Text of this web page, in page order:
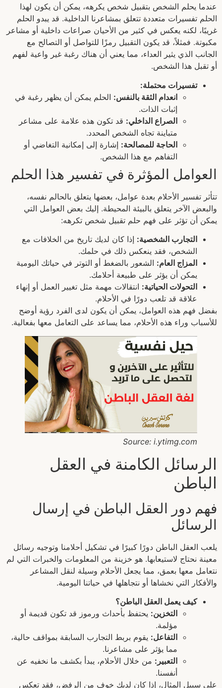
عندما يحلم الشخص بتقبيل شخص يكرهه، يمكن أن يكون لهذا
الحلم تفسيرات متعددة تتعلق بمشاعرنا الداخلية. قد يبدو الحلم
غريبًا، لكنه يعكس في كثير من الأحيان صراعات داخلية أو مشاعر
مكبوتة. فمثلاً، قد يكون التقبيل رمزًا للتواصل أو التصالح مع
الجانب الذي يثير العداء، مما يعني أن هناك رغبة غير واعية لفهم
أو تقبل هذا الشخص.
تفسيرات محتملة:
انعدام الثقة بالنفس: الحلم يمكن أن يظهر رغبة في
إثبات الذات.
الصراع الداخلي: قد تكون هذه علامة على مشاعر
متباينة تجاه الشخص المحدد.
الحاجة للمصالحة: إشارة إلى إمكانية التغاضي أو
التفاهم مع هذا الشخص.
العوامل المؤثرة في تفسير هذا الحلم
تتأثر تفسير الأحلام بعدة عوامل، بعضها يتعلق بالحالم نفسه،
والبعض الآخر يتعلق بالبيئة المحيطة. إليك بعض العوامل التي
يمكن أن تؤثر على فهم حلم تقبيل شخص تكرهه:
التجارب الشخصية: إذا كان لديك تاريخ من الخلافات مع
الشخص، فقد ينعكس ذلك في حلمك.
المزاج العام: الشعور بالضغط أو التوتر في حياتك اليومية
يمكن أن يؤثر على طبيعة أحلامك.
التحولات الحياتية: انتقالات مهمة مثل تغيير العمل أو إنهاء
علاقة قد تلعب دورًا في الأحلام.
بفضل فهم هذه العوامل، يمكن أن يكون لدى الفرد رؤية أوضح
للأسباب وراء هذه الأحلام، مما يساعد على التعامل معها بفعالية.
Source: i.ytimg.com
الرسائل الكامنة في العقل
الباطن
فهم دور العقل الباطن في إرسال
الرسائل
يلعب العقل الباطن دورًا كبيرًا في تشكيل أحلامنا وتوجيه رسائل
معينة نحتاج لاستيعابها. هو خزينة من المعلومات والخبرات التي لم
نتعامل معها بعمق، مما يجعل الأحلام وسيلة لنقل المشاعر
والأفكار التي نخشاها أو نتجاهلها في حياتنا اليومية.
كيف يعمل العقل الباطن؟
التخزين: يحتفظ بأحداث ورموز قد تكون قديمة أو
مؤلمة.
التفاعل: يقوم بربط التجارب السابقة بمواقف حالية،
مما يؤثر على مشاعرنا.
التعبير: من خلال الأحلام، يبدأ بكشف ما نخفيه عن
أنفسنا.
على سبيل المثال، إذا كان لديك خوف من الرفض، فقد تعكس